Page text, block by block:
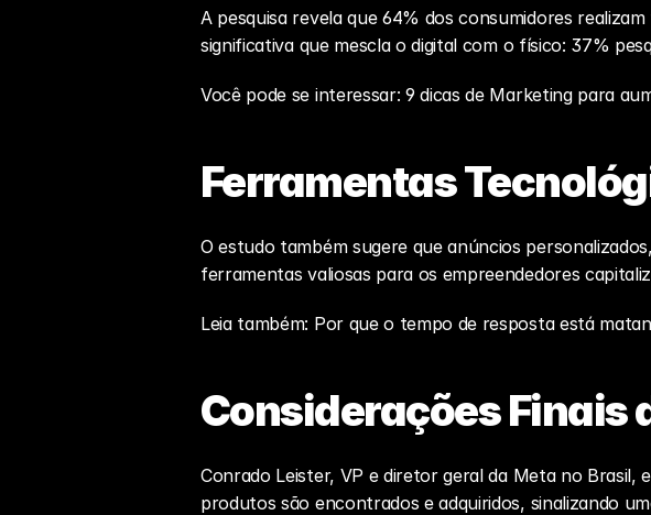
A pesquisa revela que 64% dos consumidores
significativa que mescla o digital com o físico: 37%
Você pode se interessar: 9 dicas de Marketing para
Ferramentas
O estudo também sugere que anúncios
ferramentas valiosas para os empreendedores
Leia também: Por que o tempo de resposta está
Considerações Finais
Conrado Leister, VP e diretor geral da Meta no
produtos são encontrados e adquiridos, sinalizando